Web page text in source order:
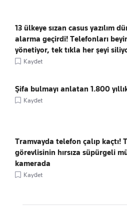
13 ülkeye sızan casus yazılım
alarma geçirdi! Telefonları
yönetiyor, tek tıkla her şeyi
Kaydet
Şifa bulmayı anlatan 1.800
Kaydet
Tramvayda telefon çalıp kaçtı!
görevlisinin hırsıza süpürgeli
kamerada
Kaydet